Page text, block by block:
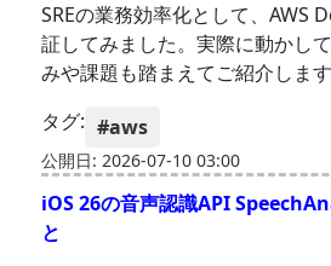
SREの業務効率化として、AWS
証してみました。実際に動かし
みや課題も踏まえてご紹介します
タグ: #aws
公開日: 2026-07-10 03:00
iOS 26の音声認識API
と